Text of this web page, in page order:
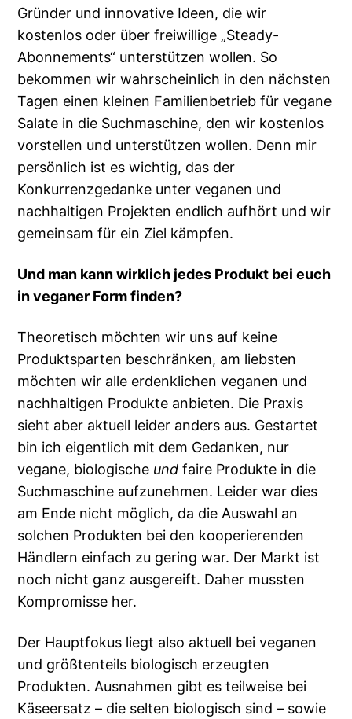
Gründer und innovative Ideen, die wir
kostenlos oder über freiwillige „Steady-
Abonnements“ unterstützen wollen. So
bekommen wir wahrscheinlich in den nächsten
Tagen einen kleinen Familienbetrieb für vegane
Salate in die Suchmaschine, den wir kostenlos
vorstellen und unterstützen wollen. Denn mir
persönlich ist es wichtig, das der
Konkurrenzgedanke unter veganen und
nachhaltigen Projekten endlich aufhört und wir
gemeinsam für ein Ziel kämpfen.
Und man kann wirklich jedes Produkt bei euch
in veganer Form finden?
Theoretisch möchten wir uns auf keine
Produktsparten beschränken, am liebsten
möchten wir alle erdenklichen veganen und
nachhaltigen Produkte anbieten. Die Praxis
sieht aber aktuell leider anders aus. Gestartet
bin ich eigentlich mit dem Gedanken, nur
vegane, biologische und faire Produkte in die
Suchmaschine aufzunehmen. Leider war dies
am Ende nicht möglich, da die Auswahl an
solchen Produkten bei den kooperierenden
Händlern einfach zu gering war. Der Markt ist
noch nicht ganz ausgereift. Daher mussten
Kompromisse her.
Der Hauptfokus liegt also aktuell bei veganen
und größtenteils biologisch erzeugten
Produkten. Ausnahmen gibt es teilweise bei
Käseersatz – die selten biologisch sind – sowie